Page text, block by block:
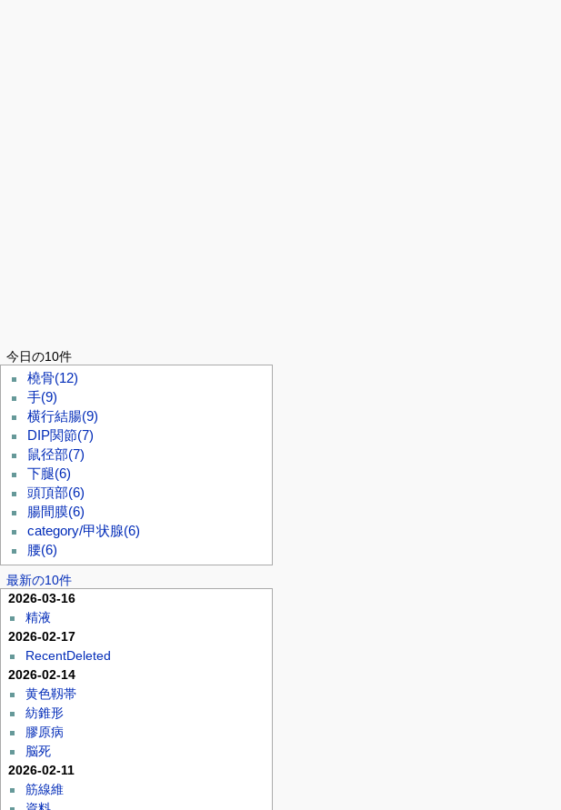
今日の10件
橈骨(12)
手(9)
横行結腸(9)
DIP関節(7)
鼠径部(7)
下腿(6)
頭頂部(6)
腸間膜(6)
category/甲状腺(6)
腰(6)
最新の10件
2026-03-16
精液
2026-02-17
RecentDeleted
2026-02-14
黄色靱帯
紡錐形
膠原病
脳死
2026-02-11
筋線維